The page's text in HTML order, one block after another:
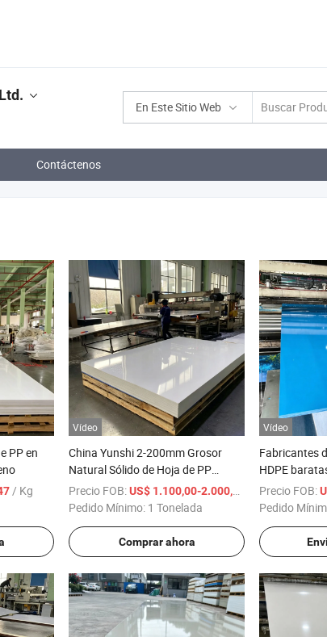
En Este Sitio Web
Contáctenos
PP en
/ Kg
Vídeo
China Yunshi 2-200mm Grosor
Natural Sólido de Hoja de PP
Polipropileno
Precio FOB:US$ 1.100,00-2.000,00
/ Tonelada
Pedido Mínimo: 1 Tonelada
Comprar ahora
Vídeo
Fabricantes
HDPE
5mm 10mm
Precio FOB:
Pedido